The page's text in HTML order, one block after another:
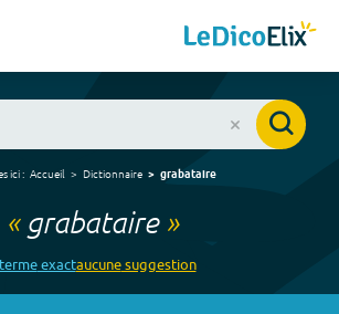
ici : Accueil Dictionnaire grabataire
« grabataire»
termeexactaucunesuggestion